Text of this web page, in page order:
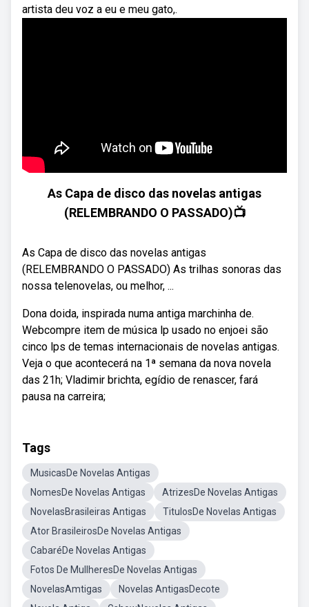
artista deu voz a eu e meu gato,.
As Capa de disco das novelas antigas
(RELEMBRANDO O PASSADO)📺
As Capa de disco das novelas antigas
(RELEMBRANDO O PASSADO) As trilhas sonoras das
nossa telenovelas, ou melhor, ...
Dona doida, inspirada numa antiga marchinha de.
Webcompre item de música lp usado no enjoei são
cinco lps de temas internacionais de novelas antigas.
Veja o que acontecerá na 1ª semana da nova novela
das 21h; Vladimir brichta, egídio de renascer, fará
pausa na carreira;
Tags
MusicasDe Novelas Antigas
NomesDe Novelas Antigas
AtrizesDe Novelas Antigas
NovelasBrasileiras Antigas
TitulosDe Novelas Antigas
Ator BrasileirosDe Novelas Antigas
CabaréDe Novelas Antigas
Fotos De MullheresDe Novelas Antigas
NovelasAmtigas
Novelas AntigasDecote